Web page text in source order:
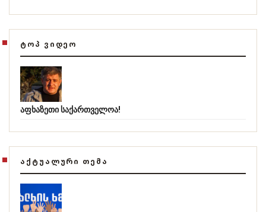
ᲢᲝᲞ ᲕᲘᲓᲔᲝ
აფხაზეთი საქართველოა!
ᲐᲥᲢᲣᲐᲚᲣᲠᲘ ᲗᲔᲛᲐ